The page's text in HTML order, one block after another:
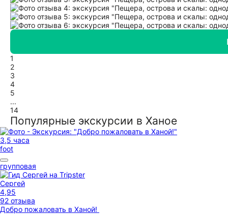
1
2
3
4
5
...
14
Популярные экскурсии в Ханое
3,5 часа
foot
групповая
Сергей
4,95
92 отзыва
Добро пожаловать в Ханой!